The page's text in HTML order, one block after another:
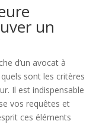
un
d’un avocat à
sont les critères
Il est indispensable
vos requêtes et
ces éléments